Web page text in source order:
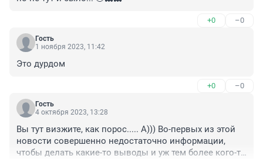
+0 –0
Гость
1 ноября 2023, 11:42
Это дурдом
+0 –0
Гость
4 октября 2023, 13:28
Вы тут визжите, как порос..... А))) Во-первых из этой
новости совершенно недостаточно информации,
чтобы делать какие-то выводы и уж тем более кого-то